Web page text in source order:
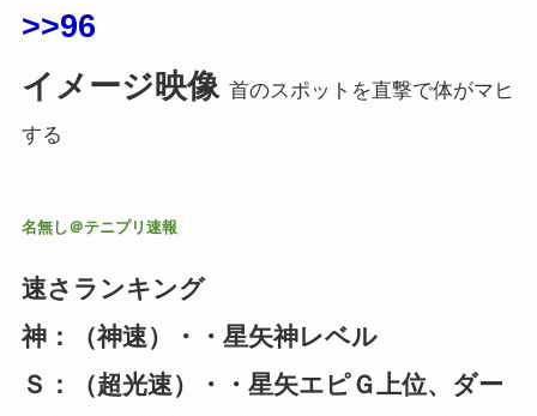
>>96
イメージ映像 首のスポットを直撃で体がマヒ
する
名無し＠テニプリ速報
速さランキング
神：（神速）・・星矢神レベル
Ｓ：（超光速）・・星矢エピＧ上位、ダー